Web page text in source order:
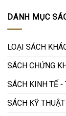
DANH MỤC
LOẠI SÁCH
SÁCH CHỨNG
SÁCH KINH TẾ -
SÁCH KỸ